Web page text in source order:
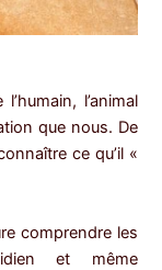
l’animal
que nous. De
ce qu’il «
comprendre les
et même